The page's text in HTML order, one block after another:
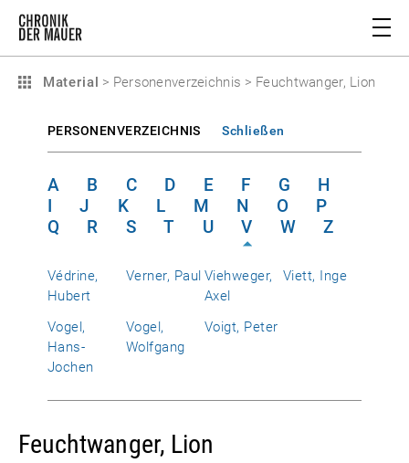
Material > Personenverzeichnis > Feuchtwanger, Lion
PERSONENVERZEICHNIS Schließen
A B C D E F G
H
I
J K L M N O
P
Q
R S T U V W Z
Védrine,
Hubert
Verner, Paul Viehweger,
Axel
Viett, Inge
Vogel,
Hans-
Jochen
Vogel,
Wolfgang
Voigt, Peter
Feuchtwanger, Lion